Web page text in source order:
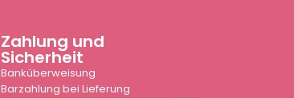
Zahlung und
Sicherheit
Banküberweisung
Barzahlung bei Lieferung